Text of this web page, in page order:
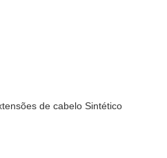
de cabelo Sintético